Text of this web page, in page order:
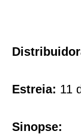
Estreia: 11
Sinopse: